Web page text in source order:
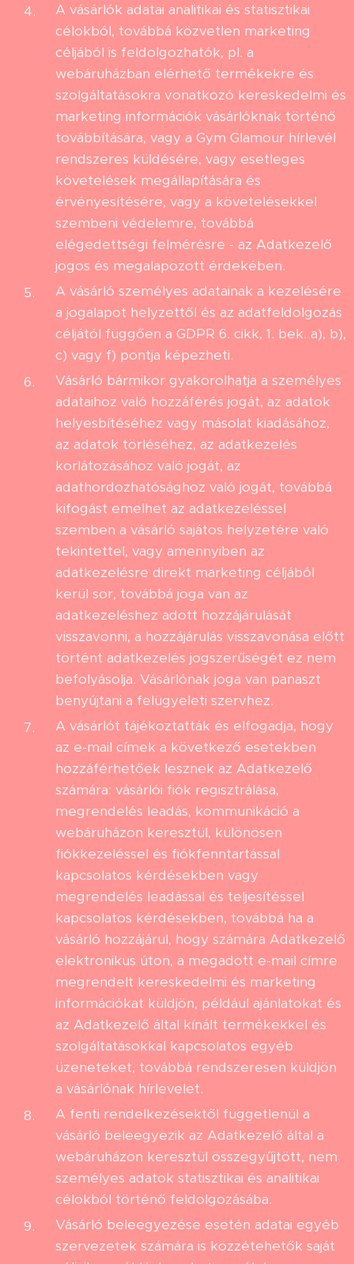
A vásárlók adatai analitikai és statisztikai
célokból, továbbá közvetlen marketing
céljából is feldolgozhatók, pl. a
webáruházban elérhető termékekre és
szolgáltatásokra vonatkozó kereskedelmi és
marketing információk vásárlóknak történő
továbbítására, vagy a Gym Glamour hírlevél
rendszeres küldésére, vagy esetleges
követelések megállapítására és
érvényesítésére, vagy a követelésekkel
szembeni védelemre, továbbá
elégedettségi felmérésre - az Adatkezelő
jogos és megalapozott érdekében.
A vásárló személyes adatainak a kezelésére
a jogalapot helyzettől és az adatfeldolgozás
céljától függően a GDPR 6. cikk, 1. bek. a), b),
c) vagy f) pontja képezheti.
Vásárló bármikor gyakorolhatja a személyes
adataihoz való hozzáférés jogát, az adatok
helyesbítéséhez vagy másolat kiadásához,
az adatok törléséhez, az adatkezelés
korlátozásához való jogát, az
adathordozhatósághoz való jogát, továbbá
kifogást emelhet az adatkezeléssel
szemben a vásárló sajátos helyzetére való
tekintettel, vagy amennyiben az
adatkezelésre direkt marketing céljából
kerül sor, továbbá joga van az
adatkezeléshez adott hozzájárulását
visszavonni, a hozzájárulás visszavonása előtt
történt adatkezelés jogszerűségét ez nem
befolyásolja. Vásárlónak joga van panaszt
benyújtani a felügyeleti szervhez.
A vásárlót tájékoztatták és elfogadja, hogy
az e-mail címek a következő esetekben
hozzáférhetőek lesznek az Adatkezelő
számára: vásárlói fiók regisztrálása,
megrendelés leadás, kommunikáció a
webáruházon keresztül, különösen
fiókkezeléssel és fiókfenntartással
kapcsolatos kérdésekben vagy
megrendelés leadással és teljesítéssel
kapcsolatos kérdésekben, továbbá ha a
vásárló hozzájárul, hogy számára Adatkezelő
elektronikus úton, a megadott e-mail címre
megrendelt kereskedelmi és marketing
információkat küldjön, például ajánlatokat és
az Adatkezelő által kínált termékekkel és
szolgáltatásokkal kapcsolatos egyéb
üzeneteket, továbbá rendszeresen küldjön
a vásárlónak hírlevelet.
A fenti rendelkezésektől függetlenül a
vásárló beleegyezik az Adatkezelő által a
webáruházon keresztül összegyűjtött, nem
személyes adatok statisztikai és analitikai
célokból történő feldolgozásába.
Vásárló beleegyezése esetén adatai egyéb
szervezetek számára is közzétehetők saját